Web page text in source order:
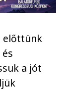
előttünk
a jót